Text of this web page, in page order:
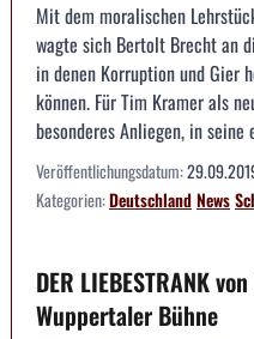
Mit dem moralischen
wagte sich Bertolt Brecht an
in denen Korruption und Gier
können. Für Tim Kramer als
besonderes Anliegen, in
Veröffentlichungsdatum:
Kategorien:DeutschlandNews
DER LIEBESTRANK
Wuppertaler Bühne